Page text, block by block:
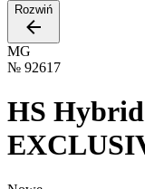
Rozwiń
MG
№ 92617
HS